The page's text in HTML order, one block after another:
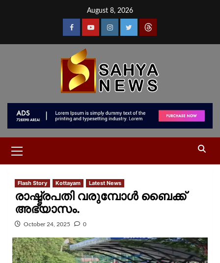
August 8, 2026
Flash Story Kottayam Latest News
രാഷ്ട്രപതി വരുമ്പോൾ ബൈക്ക്
അഭ്യാസം.
October 24, 2025 0